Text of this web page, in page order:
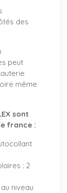
des
peut
même
sont
france :
: 2
niveau